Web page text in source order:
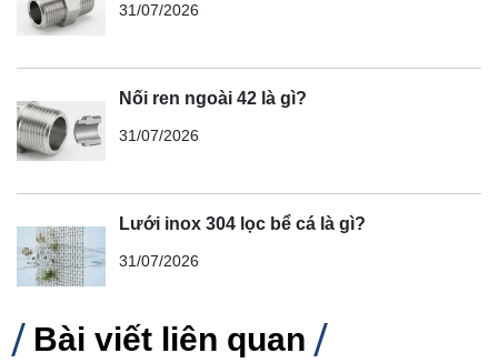
31/07/2026
Nối ren ngoài 42 là gì?
31/07/2026
Lưới inox 304 lọc bể cá là gì?
31/07/2026
Bài viết liên quan